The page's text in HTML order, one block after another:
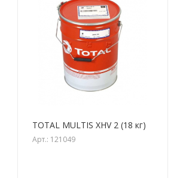
TOTAL MULTIS XHV 2 (18 кг)
Арт.: 121049